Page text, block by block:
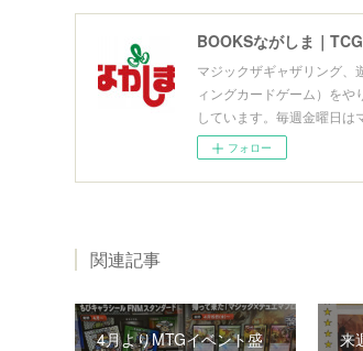
BOOKSながしま｜
マジックザギャザリング、
ィングカードゲーム）を
しています。毎週金曜日は
フォロー
関連記事
4月よりMTGイベント盛
来